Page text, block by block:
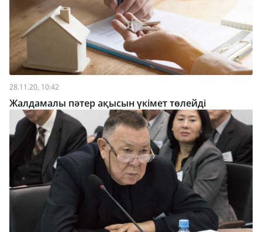
28.11.20, 10:42
Жалдамалы пәтер ақысын үкімет төлейді